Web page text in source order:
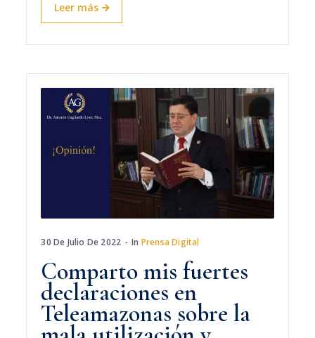
Leer más
30 De Julio De 2022 In Prensa Digital
Comparto mis fuertes
declaraciones en
Teleamazonas sobre la